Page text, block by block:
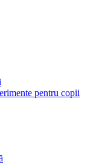
pentru copii